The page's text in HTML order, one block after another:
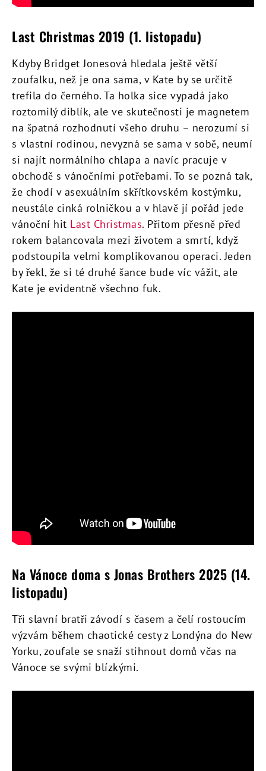
Last Christmas 2019 (1. listopadu)
Kdyby Bridget Jonesová hledala ještě větší
zoufalku, než je ona sama, v Kate by se určitě
trefila do černého. Ta holka sice vypadá jako
roztomilý diblík, ale ve skutečnosti je magnetem
na špatná rozhodnutí všeho druhu – nerozumí si
s vlastní rodinou, nevyzná se sama v sobě, neumí
si najít normálního chlapa a navíc pracuje v
obchodě s vánočními potřebami. To se pozná tak,
že chodí v asexuálním skřítkovském kostýmku,
neustále cinká rolničkou a v hlavě jí pořád jede
vánoční hit Last Christmas. Přitom přesně před
rokem balancovala mezi životem a smrtí, když
podstoupila velmi komplikovanou operaci. Jeden
by řekl, že si té druhé šance bude víc vážit, ale
Kate je evidentně všechno fuk.
Na Vánoce doma s Jonas Brothers 2025 (14.
listopadu)
Tři slavní bratři závodí s časem a čelí rostoucím
výzvám během chaotické cesty z Londýna do New
Yorku, zoufale se snaží stihnout domů včas na
Vánoce se svými blízkými.